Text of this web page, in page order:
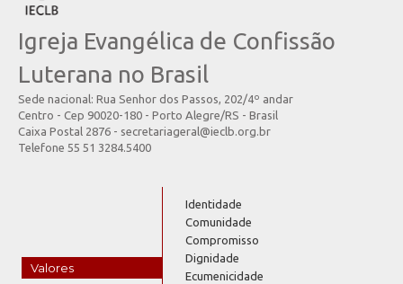
Igreja Evangélica de Confissão
Luterana no Brasil
Sede nacional: Rua Senhor dos Passos, 202/4º andar
Centro - Cep 90020-180 - Porto Alegre/RS - Brasil
Caixa Postal 2876 - secretariageral@ieclb.org.br
Telefone 55 51 3284.5400
Valores
Identidade
Comunidade
Compromisso
Dignidade
Ecumenicidade